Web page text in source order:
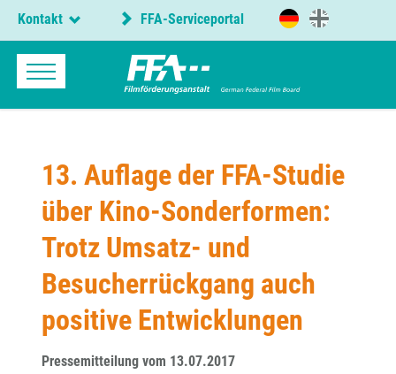
Kontakt FFA-Serviceportal
13. Auflage der FFA-Studie
über Kino-Sonderformen:
Trotz Umsatz- und
Besucherrückgang auch
positive Entwicklungen
Pressemitteilung vom 13.07.2017